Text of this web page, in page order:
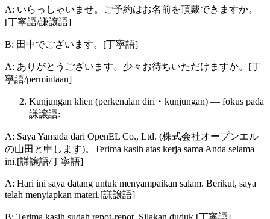
A: いらっしゃいませ。ご予約はお名前を頂戴できますか。
[丁寧語/謙譲語]
B: 田中でございます。[丁寧語]
A: ありがとうございます。少々お待ちいただけますか。[丁
寧語/permintaan]
Kunjungan klien (perkenalan diri・kunjungan) — fokus pada
謙譲語:
A: Saya Yamada dari OpenEL Co., Ltd. (株式会社オープンエル
の山田と申します)。Terima kasih atas kerja sama Anda selama
ini.[謙譲語/丁寧語]
A: Hari ini saya datang untuk menyampaikan salam. Berikut, saya
telah menyiapkan materi.[謙譲語]
B: Terima kasih sudah repot-repot. Silakan duduk.[丁寧語]